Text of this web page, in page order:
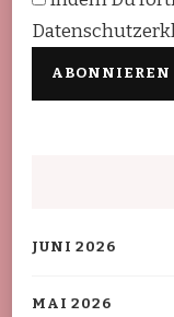
JUNI 2026
MAI 2026